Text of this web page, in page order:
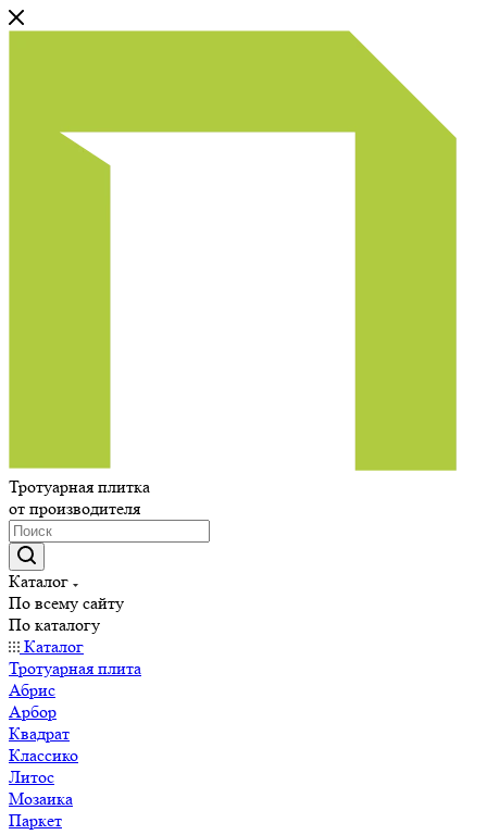
Тротуарная плитка
от производителя
Каталог
По всему сайту
По каталогу
Каталог
Тротуарная плита
Абрис
Арбор
Квадрат
Классико
Литос
Мозаика
Паркет